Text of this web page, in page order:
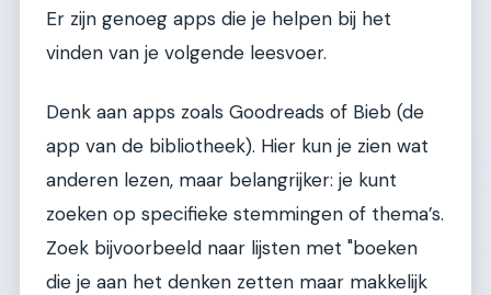
Er zijn genoeg apps die je helpen bij het
vinden van je volgende leesvoer.
Denk aan apps zoals Goodreads of Bieb (de
app van de bibliotheek). Hier kun je zien wat
anderen lezen, maar belangrijker: je kunt
zoeken op specifieke stemmingen of thema’s.
Zoek bijvoorbeeld naar lijsten met "boeken
die je aan het denken zetten maar makkelijk